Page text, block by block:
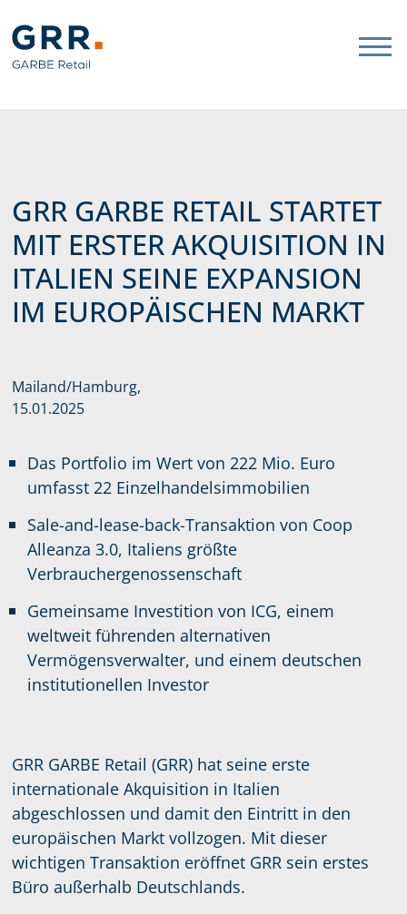
Gathmann Michaelis und
Link zu Home
GRR GARBE RETAIL STARTET
MIT ERSTER AKQUISITION IN
ITALIEN SEINE EXPANSION
IM EUROPÄISCHEN MARKT
Mailand/Hamburg,
15.01.2025
Das Portfolio im Wert von 222 Mio. Euro
umfasst 22 Einzelhandelsimmobilien
Sale-and-lease-back-Transaktion von Coop
Alleanza 3.0, Italiens größte
Verbrauchergenossenschaft
Gemeinsame Investition von ICG, einem
weltweit führenden alternativen
Vermögensverwalter, und einem deutschen
institutionellen Investor
GRR GARBE Retail (GRR) hat seine erste
internationale Akquisition in Italien
abgeschlossen und damit den Eintritt in den
europäischen Markt vollzogen. Mit dieser
wichtigen Transaktion eröffnet GRR sein erstes
Büro außerhalb Deutschlands.